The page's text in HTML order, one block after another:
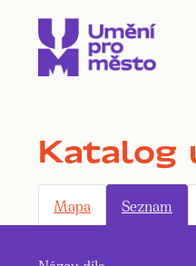
Katalog
Mapa Seznam